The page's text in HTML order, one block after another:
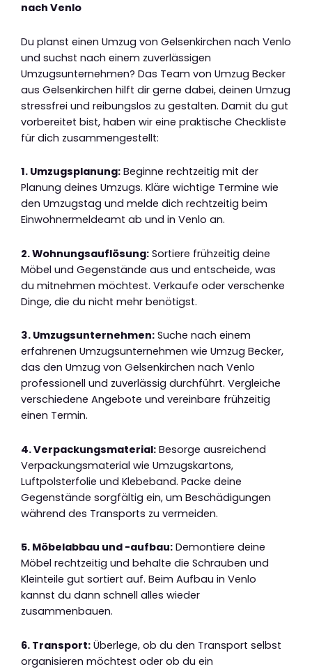
nach Venlo
Du planst einen Umzug von Gelsenkirchen nach Venlo
und suchst nach einem zuverlässigen
Umzugsunternehmen? Das Team von Umzug Becker
aus Gelsenkirchen hilft dir gerne dabei, deinen Umzug
stressfrei und reibungslos zu gestalten. Damit du gut
vorbereitet bist, haben wir eine praktische Checkliste
für dich zusammengestellt:
1. Umzugsplanung: Beginne rechtzeitig mit der
Planung deines Umzugs. Kläre wichtige Termine wie
den Umzugstag und melde dich rechtzeitig beim
Einwohnermeldeamt ab und in Venlo an.
2. Wohnungsauflösung: Sortiere frühzeitig deine
Möbel und Gegenstände aus und entscheide, was
du mitnehmen möchtest. Verkaufe oder verschenke
Dinge, die du nicht mehr benötigst.
3. Umzugsunternehmen: Suche nach einem
erfahrenen Umzugsunternehmen wie Umzug Becker,
das den Umzug von Gelsenkirchen nach Venlo
professionell und zuverlässig durchführt. Vergleiche
verschiedene Angebote und vereinbare frühzeitig
einen Termin.
4. Verpackungsmaterial: Besorge ausreichend
Verpackungsmaterial wie Umzugskartons,
Luftpolsterfolie und Klebeband. Packe deine
Gegenstände sorgfältig ein, um Beschädigungen
während des Transports zu vermeiden.
5. Möbelabbau und -aufbau: Demontiere deine
Möbel rechtzeitig und behalte die Schrauben und
Kleinteile gut sortiert auf. Beim Aufbau in Venlo
kannst du dann schnell alles wieder
zusammenbauen.
6. Transport: Überlege, ob du den Transport selbst
organisieren möchtest oder ob du ein